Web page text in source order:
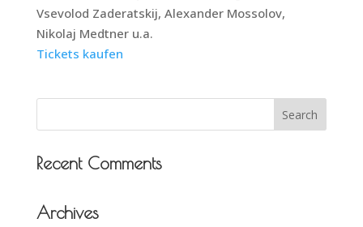
Vsevolod Zaderatskij, Alexander Mossolov,
Nikolaj Medtner u.a.
Tickets kaufen
Recent Comments
Archives